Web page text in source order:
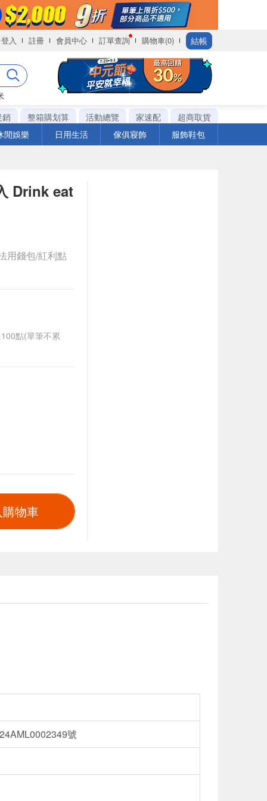
登入 註冊 會員中心 訂單查詢 購物車(0) 結帳
銷 整箱購划算 活動總覽 家速配
超商取貨
閒娛樂 日用生活 傢俱寢飾 服飾鞋包
Drink eat
用錢包/紅利點
點(單筆不累
物車
號